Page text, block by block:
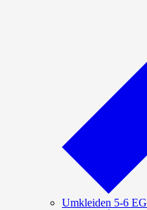
Umkleiden 5-6 EG